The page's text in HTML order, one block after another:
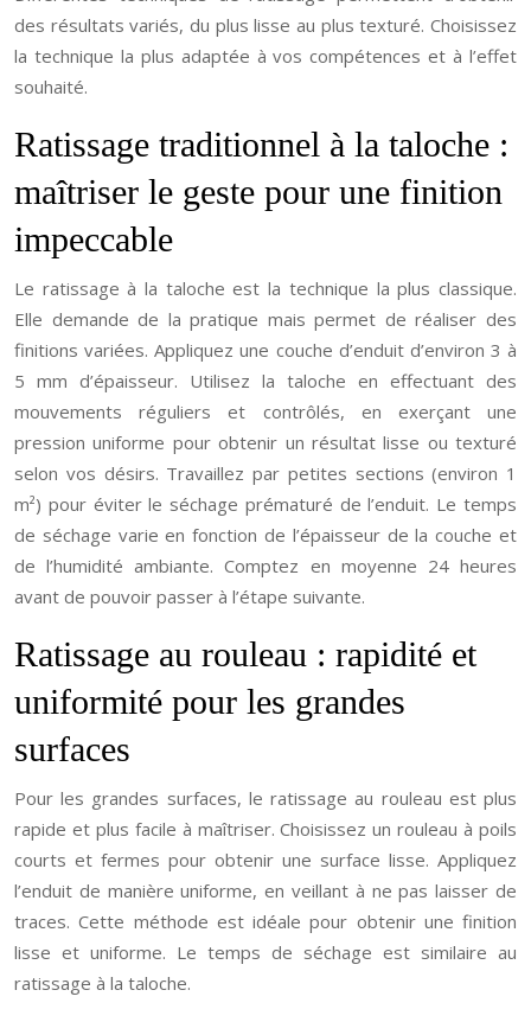
des résultats variés, du plus lisse au plus texturé. Choisissez
la technique la plus adaptée à vos compétences et à l’effet
souhaité.
Ratissage traditionnel à la taloche :
maîtriser le geste pour une finition
impeccable
Le ratissage à la taloche est la technique la plus classique.
Elle demande de la pratique mais permet de réaliser des
finitions variées. Appliquez une couche d’enduit d’environ 3 à
5 mm d’épaisseur. Utilisez la taloche en effectuant des
mouvements réguliers et contrôlés, en exerçant une
pression uniforme pour obtenir un résultat lisse ou texturé
selon vos désirs. Travaillez par petites sections (environ 1
m²) pour éviter le séchage prématuré de l’enduit. Le temps
de séchage varie en fonction de l’épaisseur de la couche et
de l’humidité ambiante. Comptez en moyenne 24 heures
avant de pouvoir passer à l’étape suivante.
Ratissage au rouleau : rapidité et
uniformité pour les grandes
surfaces
Pour les grandes surfaces, le ratissage au rouleau est plus
rapide et plus facile à maîtriser. Choisissez un rouleau à poils
courts et fermes pour obtenir une surface lisse. Appliquez
l’enduit de manière uniforme, en veillant à ne pas laisser de
traces. Cette méthode est idéale pour obtenir une finition
lisse et uniforme. Le temps de séchage est similaire au
ratissage à la taloche.